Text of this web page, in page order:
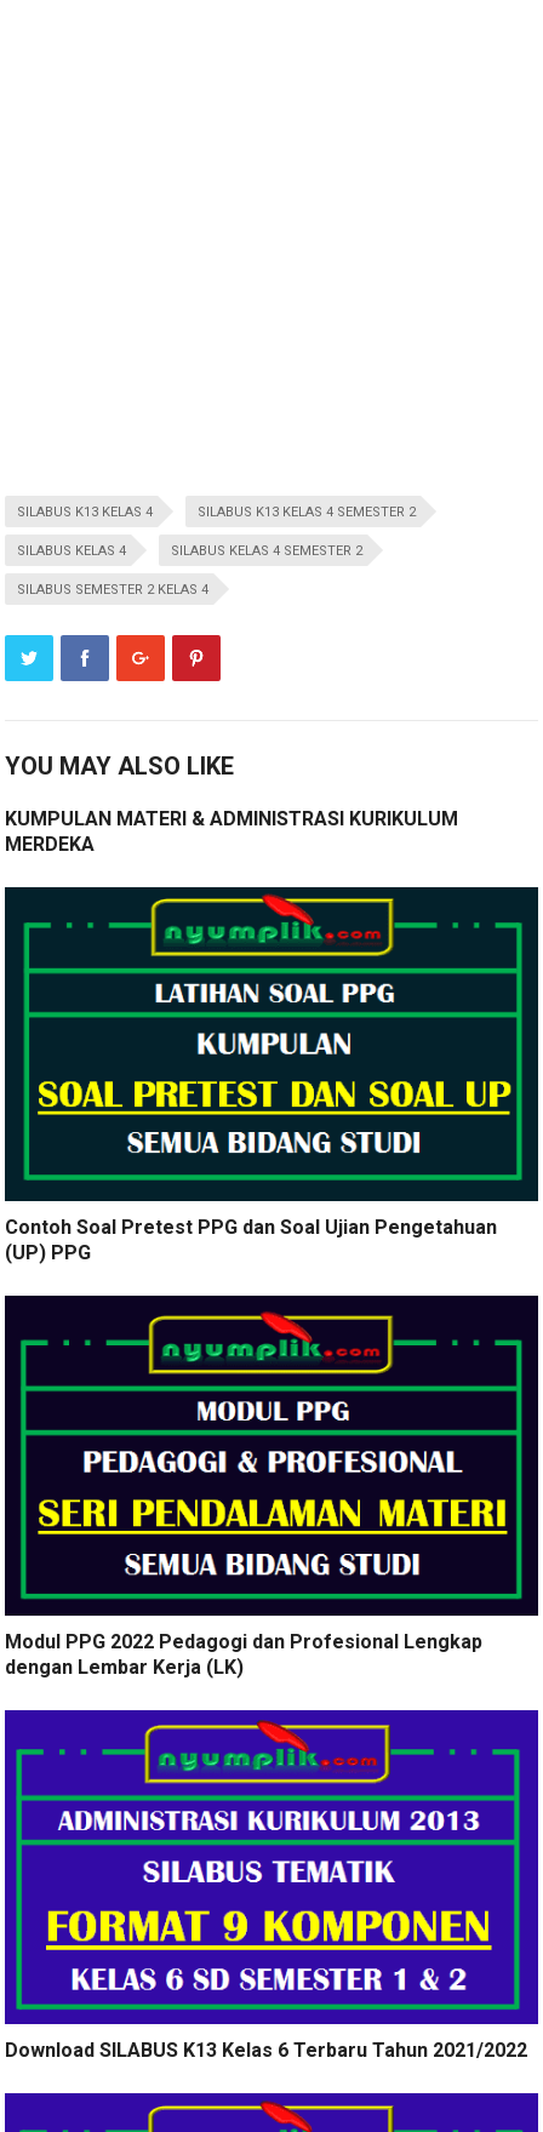
SILABUS K13 KELAS 4 SILABUS K13 KELAS 4 SEMESTER 2
SILABUS KELAS 4 SILABUS KELAS 4 SEMESTER 2
SILABUS SEMESTER 2 KELAS 4
YOU MAY ALSO LIKE
KUMPULAN MATERI & ADMINISTRASI KURIKULUM
MERDEKA
Contoh Soal Pretest PPG dan Soal Ujian Pengetahuan
(UP) PPG
Modul PPG 2022 Pedagogi dan Profesional Lengkap
dengan Lembar Kerja (LK)
Download SILABUS K13 Kelas 6 Terbaru Tahun 2021/2022